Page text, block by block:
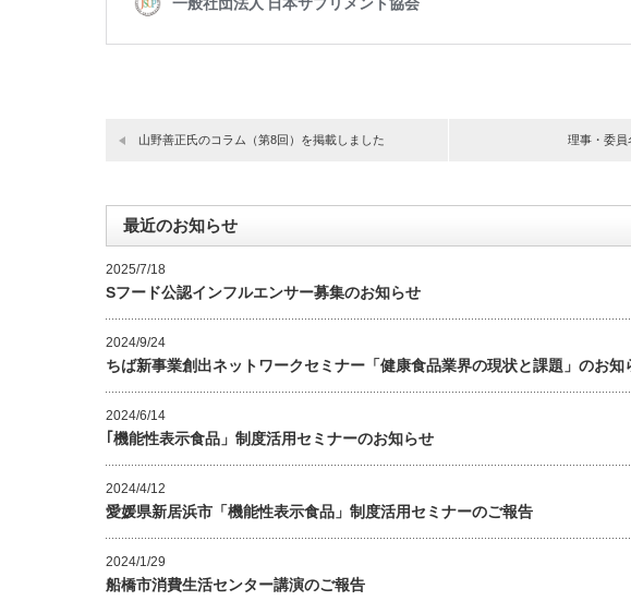
山野善正氏のコラム（第8回）を掲載しました 理事・委員
最近のお知らせ
2025/7/18
Sフード公認インフルエンサー募集のお知らせ
2024/9/24
ちば新事業創出ネットワークセミナー「健康食品業界の現状と課題」のお知
2024/6/14
｢機能性表示食品」制度活用セミナーのお知らせ
2024/4/12
愛媛県新居浜市「機能性表示食品」制度活用セミナーのご報告
2024/1/29
船橋市消費生活センター講演のご報告